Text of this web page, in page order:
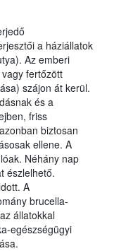
a háziállatok
Az emberi
fertőzött
szájon át kerül.
és a
friss
biztosan
ellene. A
Néhány nap
észlelhető.
A
brucella-
állatokkal
egészségügyi